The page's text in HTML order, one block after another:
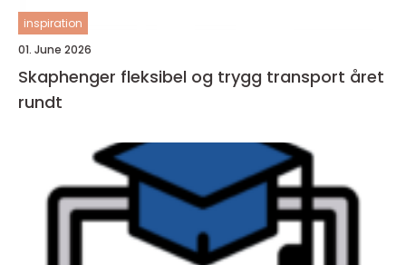
inspiration
01. June 2026
Skaphenger fleksibel og trygg transport året
rundt